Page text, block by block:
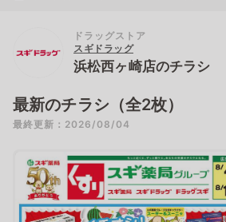
ドラッグストア
スギドラッグ
浜松西ヶ崎店のチラシ
最新のチラシ（全2枚）
最終更新：2026/08/04